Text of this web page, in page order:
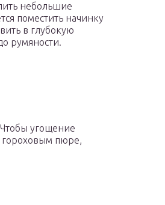
небольшие
поместить начинку
в глубокую
румяности.
угощение
гороховым пюре,